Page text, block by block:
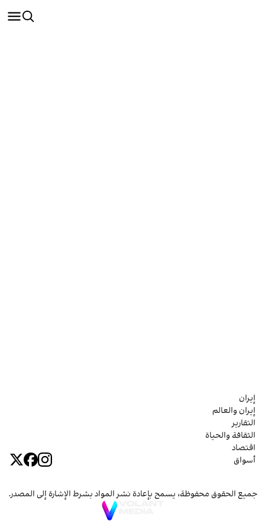
إيران
إيران والعالم
التقارير
الثقافة والحياة
اقتصاد
أسواق
جميع الحقوق محفوظة، يسمح بإعادة نشر المواد بشرط الإشارة إلى المصدر.